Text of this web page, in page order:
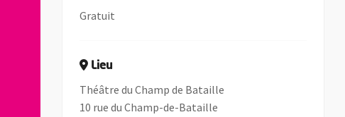
Gratuit
Lieu
Théâtre du Champ de Bataille
10 rue du Champ-de-Bataille